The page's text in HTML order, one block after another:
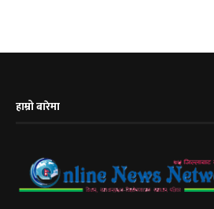
हाम्रो बारेमा